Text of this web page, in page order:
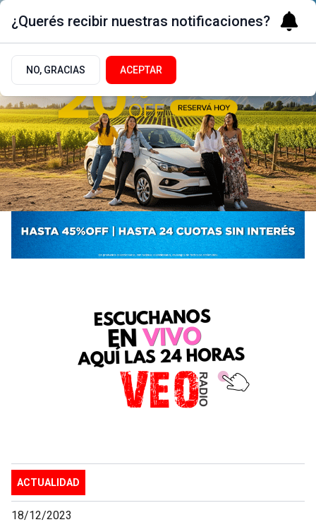
ACTUALIDAD
18/12/2023
¿Querés recibir nuestras notificaciones?
NO, GRACIAS ACEPTAR